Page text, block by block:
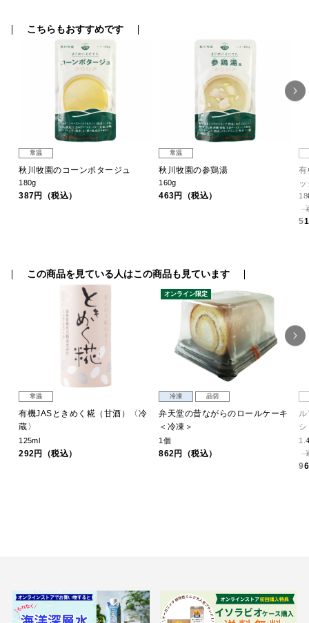
こちらもおすすめです
常温
秋川牧園のコーンポタージュ
180g
387円（税込）
常温
秋川牧園の参鶏湯
160g
463円（税込）
この商品を見ている人はこの商品も見ています
常温
有機JASときめく糀（甘酒）〈冷
蔵〉
125ml
292円（税込）
オンライン限定
冷凍 品切
弁天堂の昔ながらのロールケーキ
＜冷凍＞
1個
862円（税込）